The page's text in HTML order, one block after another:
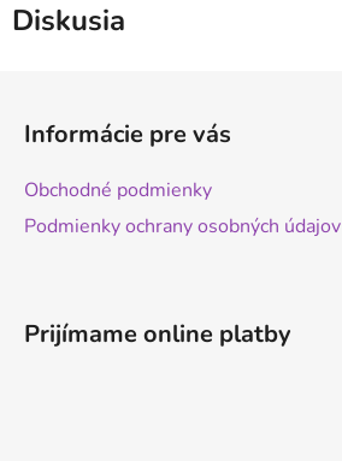
Diskusia
Informácie pre vás
Obchodné podmienky
Podmienky ochrany osobných údajov
Prijímame online platby